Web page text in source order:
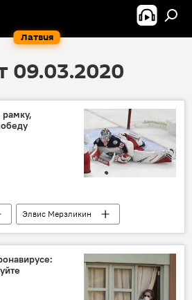
Латвия
09.03.2020
Элвис Мерзликин